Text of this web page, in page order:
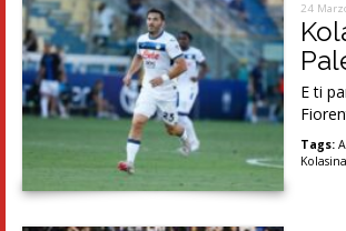
24
E ti
Tags: